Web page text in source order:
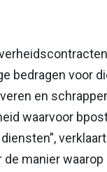
bedragen voor
en
waarvoor
manier waarop